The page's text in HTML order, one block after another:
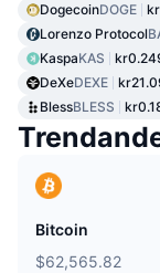
DogecoinDOGE
Lorenzo Protocol
KaspaKAS
DeXeDEXE
BlessBLESS
Bitcoin
$62,565.82